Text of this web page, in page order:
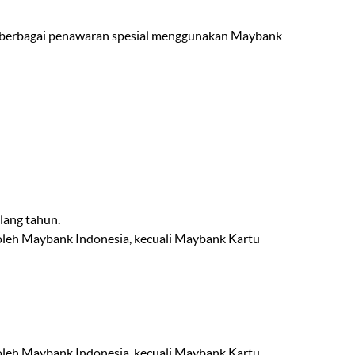
penawaran spesial menggunakan Maybank
tahun.
Maybank Indonesia, kecuali Maybank Kartu